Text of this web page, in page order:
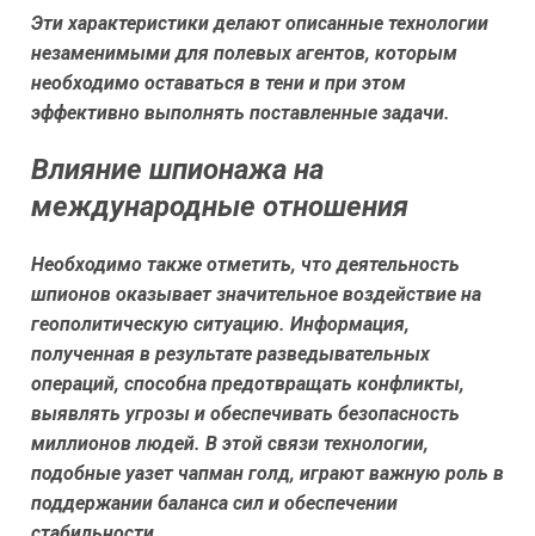
Эти характеристики делают описанные технологии
незаменимыми для полевых агентов, которым
необходимо оставаться в тени и при этом
эффективно выполнять поставленные задачи.
Влияние шпионажа на
международные отношения
Необходимо также отметить, что деятельность
шпионов оказывает значительное воздействие на
геополитическую ситуацию. Информация,
полученная в результате разведывательных
операций, способна предотвращать конфликты,
выявлять угрозы и обеспечивать безопасность
миллионов людей. В этой связи технологии,
подобные уазет чапман голд, играют важную роль в
поддержании баланса сил и обеспечении